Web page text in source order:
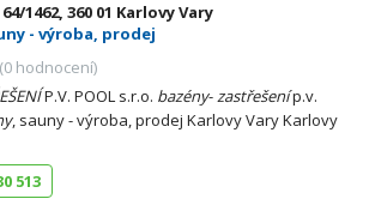
1462, 360 01 Karlovy Vary
- výroba, prodej
(0 hodnocení)
P.V. POOL s.r.o. bazény-zastřešeníp.v.
, sauny - výroba, prodej Karlovy Vary Karlovy
513